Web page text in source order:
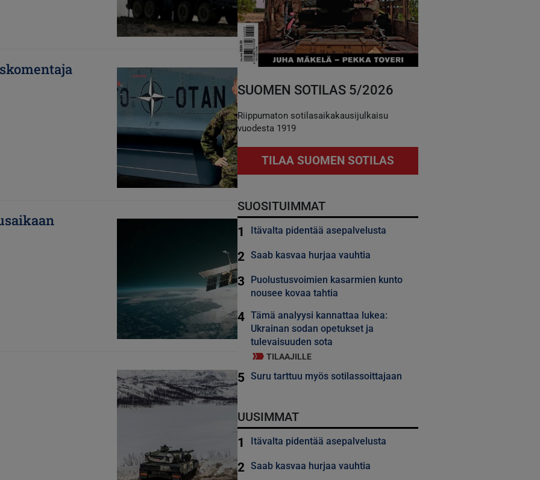
Kuva
Kuva
Kuva
SUOMEN SOTILAS 5/2026
Riippumaton sotilasaikakausijulkaisu
vuodesta 1919
TILAA SUOMEN SOTILAS
SUOSITUIMMAT
1 Itävalta pidentää asepalvelusta
2 Saab kasvaa hurjaa vauhtia
3
Puolustusvoimien kasarmien kunto
nousee kovaa tahtia
4 Tämä analyysi kannattaa lukea:
Ukrainan sodan opetukset ja
tulevaisuuden sota
TILAAJILLE
5 Suru tarttuu myös sotilassoittajaan
UUSIMMAT
1 Itävalta pidentää asepalvelusta
2 Saab kasvaa hurjaa vauhtia